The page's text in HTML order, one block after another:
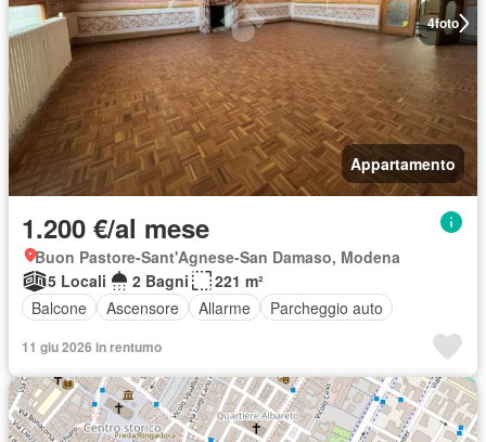
4foto
Appartamento
1.200 €/al mese
Buon Pastore-Sant'Agnese-San Damaso, Modena
5 Locali
2 Bagni
221 m²
Balcone
Ascensore Allarme Parcheggio auto
11 giu 2026 in rentumo